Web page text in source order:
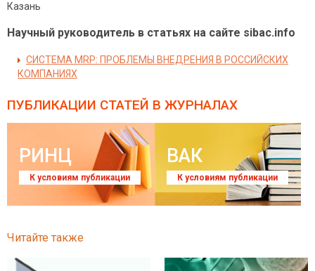
Казань
Научный руководитель в статьях на сайте sibac.info
СИСТЕМА MRP: ПРОБЛЕМЫ ВНЕДРЕНИЯ В РОССИЙСКИХ
КОМПАНИЯХ
ПУБЛИКАЦИИ СТАТЕЙ В ЖУРНАЛАХ
РИНЦ
К условиям публикации
ВАК
К условиям публикации
Читайте также